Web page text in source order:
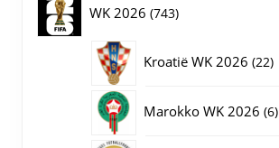
WK 2026 743743
Kroatië WK 2026 2222
Marokko WK 2026 66